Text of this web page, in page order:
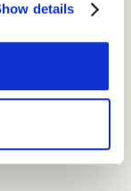
details
a cui dare